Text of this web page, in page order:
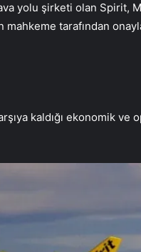
yolu şirketi olan Spirit,
mahkeme tarafından
kaldığı ekonomik ve